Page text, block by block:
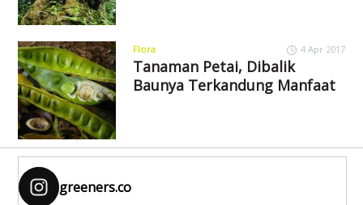
Flora 4 Apr 2017
Tanaman Petai, Dibalik
Baunya Terkandung Manfaat
greeners.co